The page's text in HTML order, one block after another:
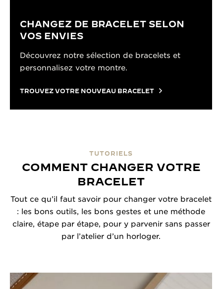
CHANGEZ DE BRACELET SELON
VOS ENVIES
Découvrez notre sélection de bracelets et
personnalisez votre montre.
TROUVEZ VOTRE NOUVEAU BRACELET
TUTORIELS
COMMENT CHANGER VOTRE
BRACELET
Tout ce qu’il faut savoir pour changer votre bracelet
: les bons outils, les bons gestes et une méthode
claire, étape par étape, pour y parvenir sans passer
par l’atelier d’un horloger.